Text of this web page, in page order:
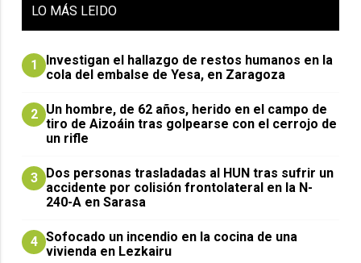
LO MÁS LEIDO
1
Investigan el hallazgo de restos humanos en la
cola del embalse de Yesa, en Zaragoza
2 Un hombre, de 62 años, herido en el campo de
tiro de Aizoáin tras golpearse con el cerrojo de
un rifle
3 ​Dos personas trasladadas al HUN tras sufrir un
accidente por colisión frontolateral en la N-
240-A en Sarasa
4 Sofocado un incendio en la cocina de una
vivienda en Lezkairu